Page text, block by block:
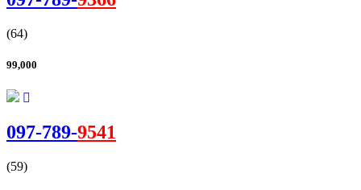
(64)
99,000
097-789-9541
(59)